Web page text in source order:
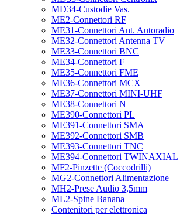
MD34-Custodie Vas.
ME2-Connettori RF
ME31-Connettori Ant. Autoradio
ME32-Connettori Antenna TV
ME33-Connettori BNC
ME34-Connettori F
ME35-Connettori FME
ME36-Connettori MCX
ME37-Connettori MINI-UHF
ME38-Connettori N
ME390-Connettori PL
ME391-Connettori SMA
ME392-Connettori SMB
ME393-Connettori TNC
ME394-Connettori TWINAXIAL
MF2-Pinzette (Coccodrilli)
MG2-Connettori Alimentazione
MH2-Prese Audio 3,5mm
ML2-Spine Banana
Contenitori per elettronica